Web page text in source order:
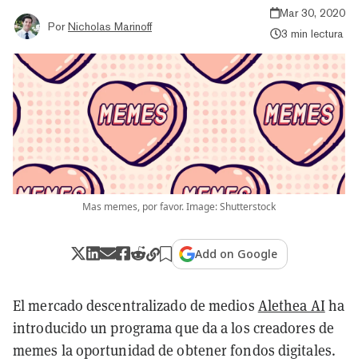
Por Nicholas Marinoff
Mar 30, 2020
3 min lectura
Mas memes, por favor. Image: Shutterstock
Add on Google
El mercado descentralizado de medios Alethea AIha
introducido un programa que da a los creadores de
memes la oportunidad de obtener fondos digitales.